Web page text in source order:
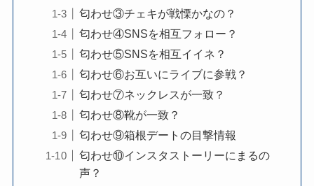
匂わせ③チェキが戦慄かなの？
匂わせ④SNSを相互フォロー？
匂わせ⑤SNSを相互イイネ？
匂わせ⑥お互いにライブに参戦？
匂わせ⑦ネックレスが一致？
匂わせ⑧靴が一致？
匂わせ⑨箱根デートの目撃情報
匂わせ⑩インスタストーリーにまるの
声？